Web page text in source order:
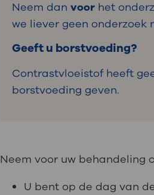
Neem danvoor het
we liever geen onderzoek
Geeft u borstvoeding?
Contrastvloeistof heeft
borstvoeding geven.
Neem voor uw behandeling
U bent op de dag van